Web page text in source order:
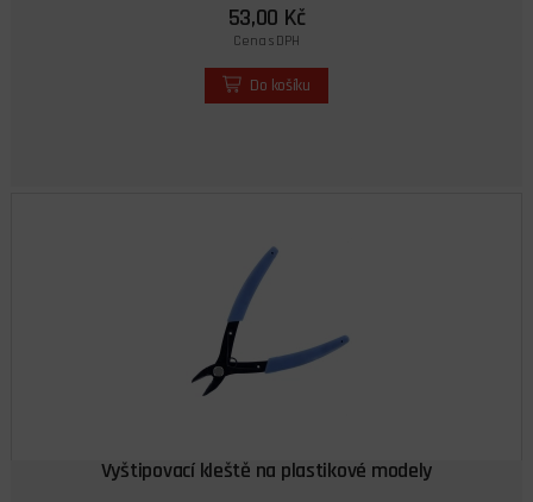
53,00 Kč
Cena s DPH
Do košíku
Vyštipovací kleště na plastikové modely